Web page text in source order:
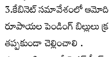
3.కేబినెట్ సమావేశంలో
రూపాయల పెండింగ్ బిల్లులు
తప్పకుండా చెల్లించాలి .